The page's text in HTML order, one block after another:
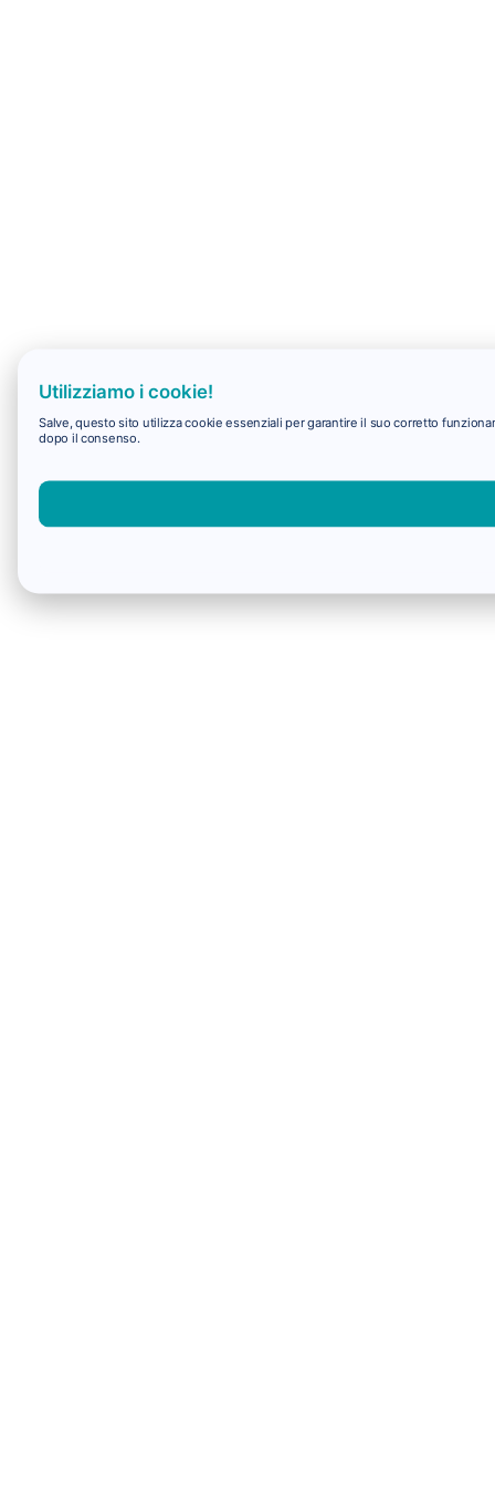
Utilizziamo i cookie!
Salve, questo sito utilizza cookie essenziali per garantire il suo corretto
dopo il consenso.